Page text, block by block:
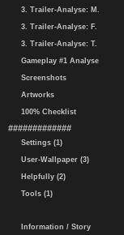
3. Trailer-Analyse: M.
3. Trailer-Analyse: F.
3. Trailer-Analyse: T.
Gameplay #1 Analyse
Screenshots
Artworks
100% Checklist
#############
Settings (1)
User-Wallpaper (3)
Helpfully (2)
Tools (1)
Information / Story